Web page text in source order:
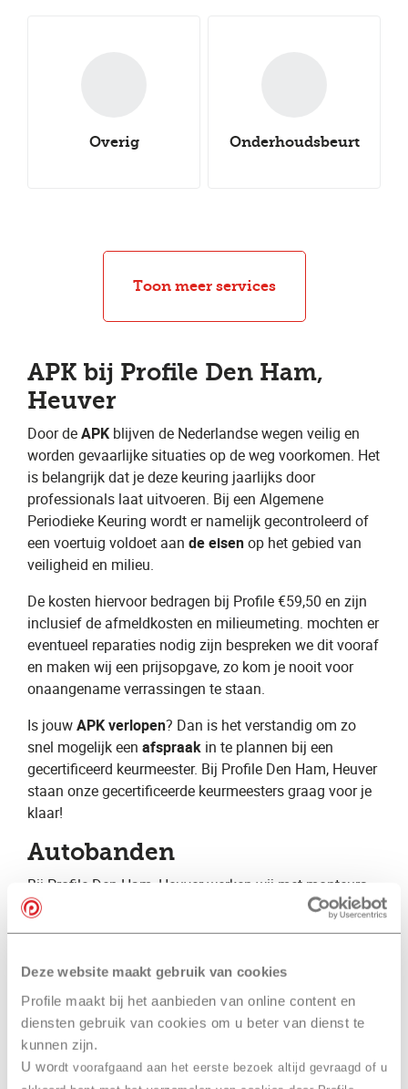
Deze website maakt gebruik van cookies
Profile maakt bij het aanbieden van online content en
diensten gebruik van cookies om u beter van dienst te
kunnen zijn.
U wordt voorafgaand aan het eerste bezoek altijd gevraagd of u
Overig Onderhoudsbeurt
seasonbanden
Autocheck Caravancheck
Uitlijnen Groot onderhoud
Toon meer services
APK bij Profile Den Ham,
Heuver
Door de ​APK ​ blijven de Nederlandse wegen veilig en
worden gevaarlijke situaties op de weg voorkomen. Het
is belangrijk dat je deze keuring jaarlijks door
professionals laat uitvoeren. Bij een Algemene
Periodieke Keuring wordt er namelijk gecontroleerd of
een voertuig voldoet aan ​ de eisen​ op het gebied van
veiligheid en milieu.
De kosten hiervoor bedragen bij Profile €59,50 en zijn
inclusief de afmeldkosten en milieumeting. mochten er
eventueel reparaties nodig zijn bespreken we dit vooraf
en maken wij een prijsopgave, zo kom je nooit voor
onaangename verrassingen te staan.
Is jouw ​APK verlopen? Dan is het verstandig om zo
snel mogelijk een ​ afspraak ​ in te plannen bij een
gecertificeerd keurmeester. Bij Profile Den Ham, Heuver
staan onze gecertificeerde keurmeesters graag voor je
klaar!
Autobanden
Bij Profile Den Ham, Heuver ​werken wij met monteurs
met jarenlange ervaring. Hierdoor beschikken wij over
specialistische kennis op vele verschillende gebieden.
aanbieden voor zowel de particuliere als de zakelijke
automobilist. Daarnaast zijn wij gespecialiseerd op het
gebied van autobanden en geven wij graag advies over
bijvoorbeeld ​zomerbanden​, ​winterbanden​ en ​
vierseizoenenbanden